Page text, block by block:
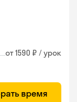
от 1590 ₽ / урок
время